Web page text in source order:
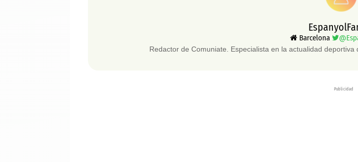
Barcelona
Redactor de Comuniate. Especialista en la actualidad
Publicidad